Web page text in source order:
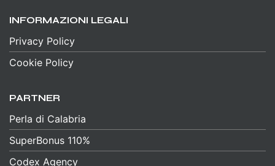
INFORMAZIONI LEGALI
Privacy Policy
Cookie Policy
PARTNER
Perla di Calabria
SuperBonus 110%
Codex Agency